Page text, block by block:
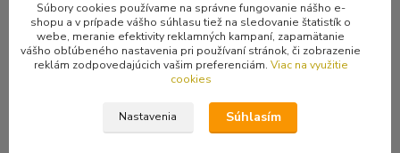
Kompletné špecifikácie
Čierna kravata s bielymi kostričkami. Dĺžka 143 cm, šírka 33 - 82
Súbory cookies používame na správne fungovanie nášho e-
shopu a v prípade vášho súhlasu tiež na sledovanie štatistík o
webe, meranie efektivity reklamných kampaní, zapamätanie
vášho obľúbeného nastavenia pri používaní stránok, či zobrazenie
reklám zodpovedajúcich vašim preferenciám. Viac na využitie
cookies
Nastavenia Súhlasím